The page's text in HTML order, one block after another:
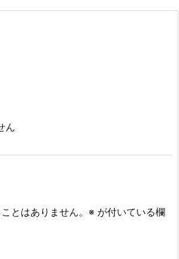
ん
とはありません。 ※ が付いている欄